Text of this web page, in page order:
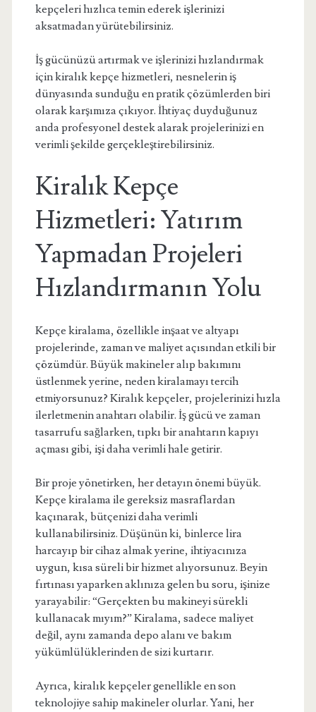
kepçeleri hızlıca temin ederek işlerinizi
aksatmadan yürütebilirsiniz.
İş gücünüzü artırmak ve işlerinizi hızlandırmak
için kiralık kepçe hizmetleri, nesnelerin iş
dünyasında sunduğu en pratik çözümlerden biri
olarak karşımıza çıkıyor. İhtiyaç duyduğunuz
anda profesyonel destek alarak projelerinizi en
verimli şekilde gerçekleştirebilirsiniz.
Kiralık Kepçe
Hizmetleri: Yatırım
Yapmadan Projeleri
Hızlandırmanın Yolu
Kepçe kiralama, özellikle inşaat ve altyapı
projelerinde, zaman ve maliyet açısından etkili bir
çözümdür. Büyük makineler alıp bakımını
üstlenmek yerine, neden kiralamayı tercih
etmiyorsunuz? Kiralık kepçeler, projelerinizi hızla
ilerletmenin anahtarı olabilir. İş gücü ve zaman
tasarrufu sağlarken, tıpkı bir anahtarın kapıyı
açması gibi, işi daha verimli hale getirir.
Bir proje yönetirken, her detayın önemi büyük.
Kepçe kiralama ile gereksiz masraflardan
kaçınarak, bütçenizi daha verimli
kullanabilirsiniz. Düşünün ki, binlerce lira
harcayıp bir cihaz almak yerine, ihtiyacınıza
uygun, kısa süreli bir hizmet alıyorsunuz. Beyin
fırtınası yaparken aklınıza gelen bu soru, işinize
yarayabilir: “Gerçekten bu makineyi sürekli
kullanacak mıyım?” Kiralama, sadece maliyet
değil, aynı zamanda depo alanı ve bakım
yükümlülüklerinden de sizi kurtarır.
Ayrıca, kiralık kepçeler genellikle en son
teknolojiye sahip makineler olurlar. Yani, her